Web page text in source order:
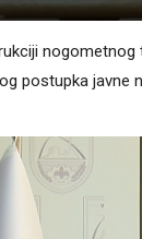
javne